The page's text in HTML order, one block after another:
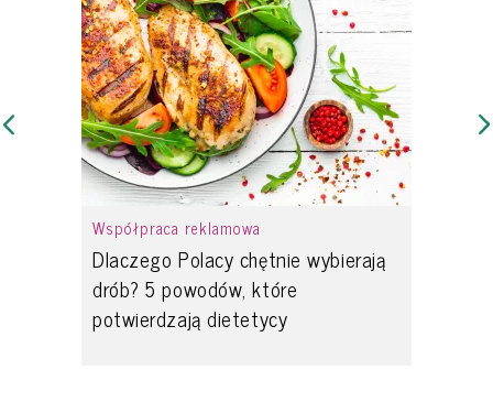
Współpraca reklamowa
Dlaczego Polacy chętnie wybierają
drób? 5 powodów, które
potwierdzają dietetycy